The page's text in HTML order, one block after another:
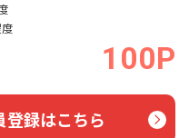
100P
録はこちら